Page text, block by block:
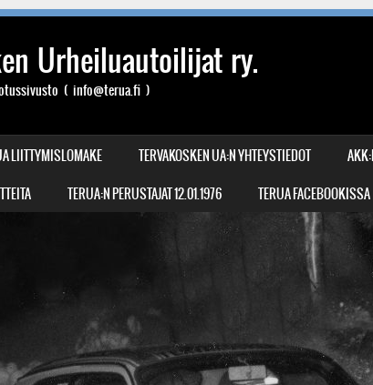
Urheiluautoilijat ry.
( info@terua.fi )
LIITTYMISLOMAKE TERVAKOSKEN UA:N YHTEYSTIEDOT
TERUA:N PERUSTAJAT 12.01.1976 TERUA FACEBOOKISSA